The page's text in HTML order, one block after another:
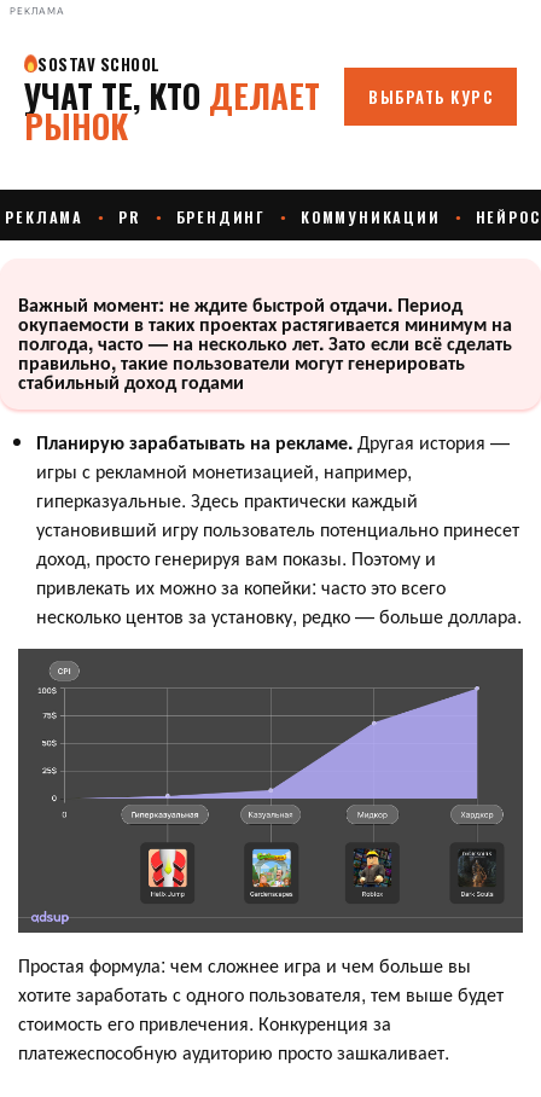
РЕКЛАМА
Важный момент: не ждите быстрой отдачи. Период
окупаемости в таких проектах растягивается минимум на
полгода, часто — на несколько лет. Зато если всё сделать
правильно, такие пользователи могут генерировать
стабильный доход годами
Планирую зарабатывать на рекламе.Другая история —
игры с рекламной монетизацией, например,
гиперказуальные. Здесь практически каждый
установивший игру пользователь потенциально принесет
доход, просто генерируя вам показы. Поэтому и
привлекать их можно за копейки: часто это всего
несколько центов за установку, редко — больше доллара.
Простая формула: чем сложнее игра и чем больше вы
хотите заработать с одного пользователя, тем выше будет
стоимость его привлечения. Конкуренция за
платежеспособную аудиторию просто зашкаливает.